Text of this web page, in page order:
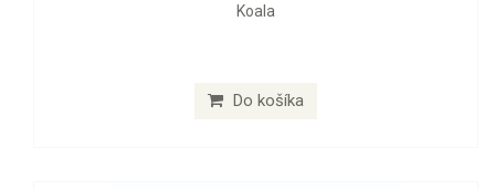
Koala
Do košíka